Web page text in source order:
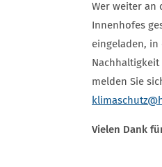
Wer weiter an
Innenhofes
eingeladen,
melden Sie
klimaschutz
Vielen Dank